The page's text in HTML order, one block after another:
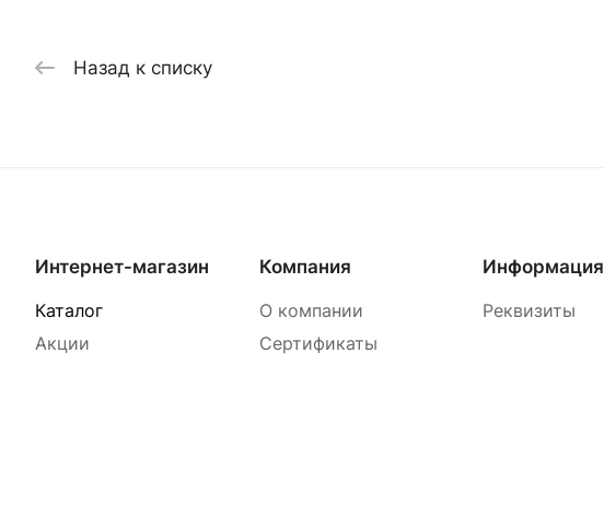
Назад к списку
Интернет-магазин
Каталог
Акции
Компания
О компании
Сертификаты
Информация
Реквизиты